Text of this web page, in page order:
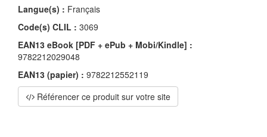
Langue(s) : Français
Code(s) CLIL : 3069
EAN13 eBook [PDF + ePub + Mobi/Kindle] :
9782212029048
EAN13 (papier) : 9782212552119
Référencer ce produit sur votre site